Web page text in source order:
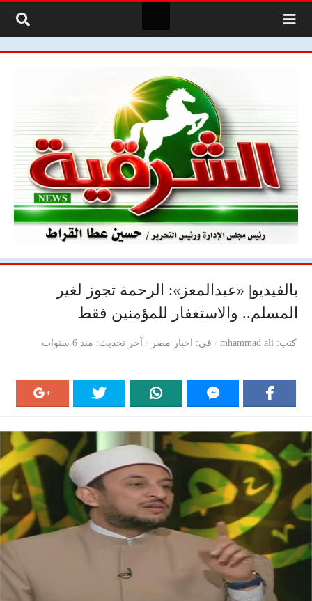
بالفيديو| «عبدالمعز»: الرحمة تجوز لغير
المسلم.. والاستغفار للمؤمنين فقط
كتب mhammad ali في اخبار مصر آخر تحديث منذ 6 سنوات